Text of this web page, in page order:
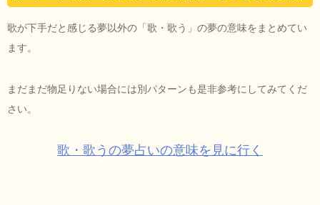
歌が下手だと感じる夢以外の「歌・歌う」の夢の意味をまとめてい
ます。
まだまだ物足りない場合には別パターンも是非参考にしてみてくだ
さい。
歌・歌うの夢占いの意味を見に行く